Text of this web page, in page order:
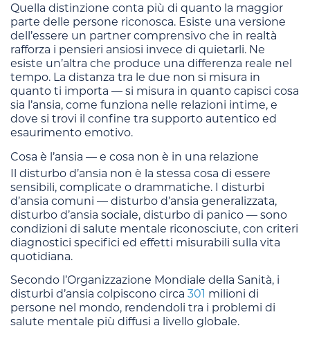
Quella distinzione conta più di quanto la maggior
parte delle persone riconosca. Esiste una versione
dell’essere un partner comprensivo che in realtà
rafforza i pensieri ansiosi invece di quietarli. Ne
esiste un’altra che produce una differenza reale nel
tempo. La distanza tra le due non si misura in
quanto ti importa — si misura in quanto capisci cosa
sia l’ansia, come funziona nelle relazioni intime, e
dove si trovi il confine tra supporto autentico ed
esaurimento emotivo.
Cosa è l’ansia — e cosa non è in una relazione
Il disturbo d’ansia non è la stessa cosa di essere
sensibili, complicate o drammatiche. I disturbi
d’ansia comuni — disturbo d’ansia generalizzata,
disturbo d’ansia sociale, disturbo di panico — sono
condizioni di salute mentale riconosciute, con criteri
diagnostici specifici ed effetti misurabili sulla vita
quotidiana.
Secondo l’Organizzazione Mondiale della Sanità, i
disturbi d’ansia colpiscono circa 301 milioni di
persone nel mondo, rendendoli tra i problemi di
salute mentale più diffusi a livello globale.